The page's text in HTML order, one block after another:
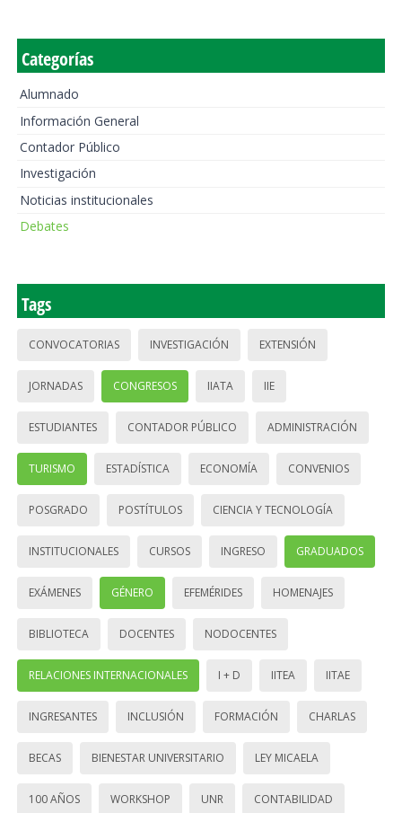
Categorías
Alumnado
Información General
Contador Público
Investigación
Noticias institucionales
Debates
Tags
CONVOCATORIAS INVESTIGACIÓN EXTENSIÓN
JORNADAS CONGRESOS IIATA IIE
ESTUDIANTES CONTADOR PÚBLICO ADMINISTRACIÓN
TURISMO ESTADÍSTICA ECONOMÍA CONVENIOS
POSGRADO POSTÍTULOS CIENCIA Y TECNOLOGÍA
INSTITUCIONALES CURSOS INGRESO GRADUADOS
EXÁMENES GÉNERO EFEMÉRIDES HOMENAJES
BIBLIOTECA DOCENTES NODOCENTES
RELACIONES INTERNACIONALES I + D IITEA IITAE
INGRESANTES INCLUSIÓN FORMACIÓN CHARLAS
BECAS BIENESTAR UNIVERSITARIO LEY MICAELA
100 AÑOS WORKSHOP UNR CONTABILIDAD